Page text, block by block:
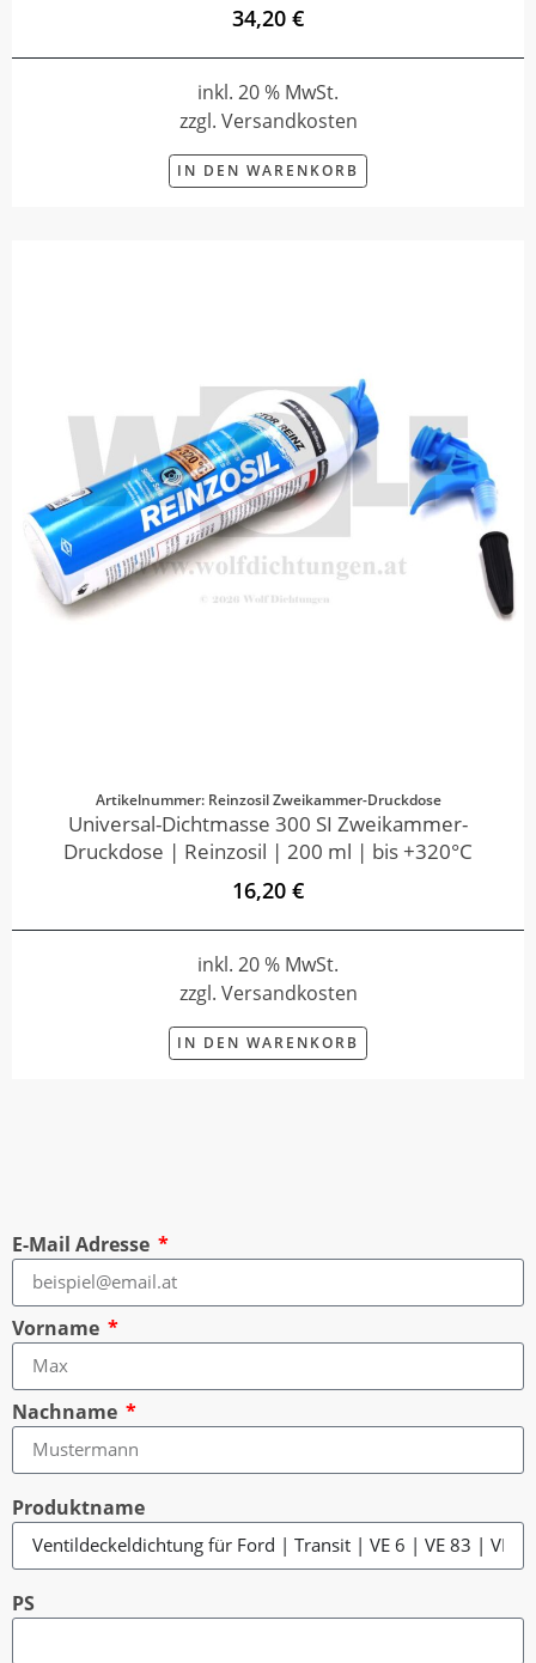
34,20 €
inkl. 20 % MwSt.
zzgl. Versandkosten
IN DEN WARENKORB
Artikelnummer: Reinzosil Zweikammer-Druckdose
Universal-Dichtmasse 300 SI Zweikammer-
Druckdose | Reinzosil | 200 ml | bis +320°C
16,20 €
inkl. 20 % MwSt.
zzgl. Versandkosten
IN DEN WARENKORB
E-Mail Adresse
Vorname
Nachname
Produktname
PS